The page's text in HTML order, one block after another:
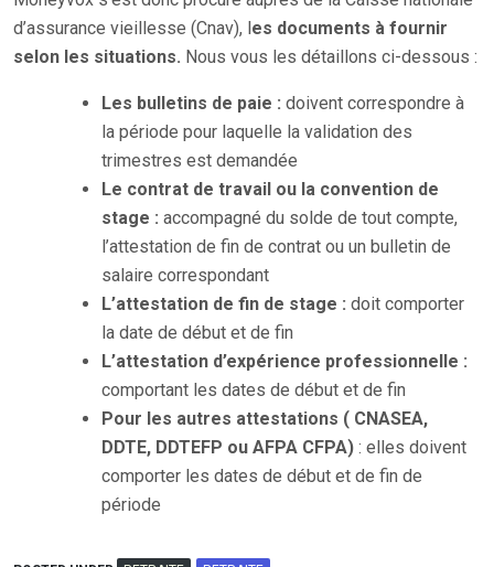
d’assurance vieillesse (Cnav), les documents à fournir
selon les situations. Nous vous les détaillons ci-dessous :
Les bulletins de paie : doivent correspondre à
la période pour laquelle la validation des
trimestres est demandée
Le contrat de travail ou la convention de
stage : accompagné du solde de tout compte,
l’attestation de fin de contrat ou un bulletin de
salaire correspondant
L’attestation de fin de stage : doit comporter
la date de début et de fin
L’attestation d’expérience professionnelle :
comportant les dates de début et de fin
Pour les autres attestations ( CNASEA,
DDTE, DDTEFP ou AFPA CFPA) : elles doivent
comporter les dates de début et de fin de
période